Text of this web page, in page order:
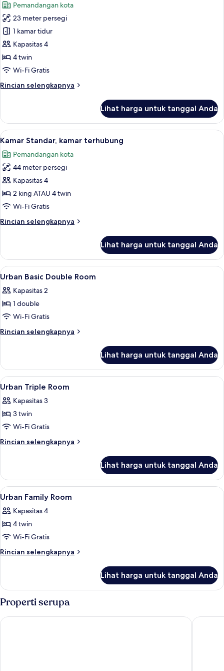
foto
untuk
Kamar
Keluarga
Pemandangan kota
23 meter persegi
1 kamar tidur
Kapasitas 4
4 twin
Wi-Fi Gratis
Rincian selengkapnya
Rincian
Kamar
Keluarga
Lihat harga untuk tanggal Anda
Lihat
semua
foto
untuk
Kamar
Standar,
kamar
Kamar Standar, kamar terhubung |
5
Kamar Standar, kamar terhubung
Pemandangan kota
44 meter persegi
Kapasitas 4
2 king ATAU 4 twin
Wi-Fi Gratis
Rincian selengkapnya
Rincian
Kamar
Standar,
kamar
Lihat harga untuk tanggal Anda
Lihat
semua
foto
untuk
Urban
Basic
Minibar, brankas, meja kerja, dan
6
Urban Basic Double Room
Kapasitas 2
1 double
Wi-Fi Gratis
Rincian selengkapnya
Rincian
Urban
Basic
Double
Lihat harga untuk tanggal Anda
Lihat
semua
foto
untuk
Urban
Triple
Minibar, brankas, meja kerja, dan
6
Urban Triple Room
Kapasitas 3
3 twin
Wi-Fi Gratis
Rincian selengkapnya
Rincian
Urban
Triple
Room
Lihat harga untuk tanggal Anda
Lihat
semua
foto
untuk
Urban
Family
Minibar, brankas, meja kerja, dan
6
Urban Family Room
Kapasitas 4
4 twin
Wi-Fi Gratis
Rincian selengkapnya
Rincian
Urban
Family
Room
Lihat harga untuk tanggal Anda
Properti serupa
Park Inn By Radisson Amsterdam City West ibis